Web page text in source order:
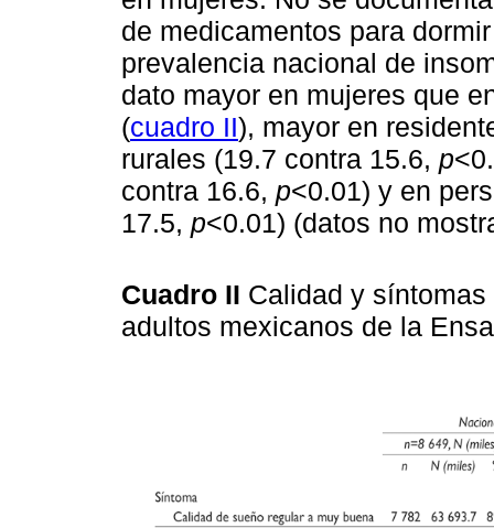
de medicamentos para
prevalencia nacional de
dato mayor en mujeres que
(cuadro II), mayor en
rurales (19.7 contra 15.6, p
contra 16.6, p<0.01) y en
17.5, p<0.01) (datos no
Cuadro II Calidad y
adultos mexicanos de la